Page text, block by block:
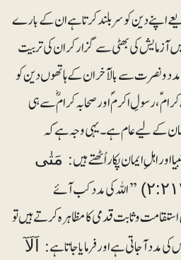
اپنے دین کو سربلند کرتا ہے ان کے بارے
آزمایش کی بھٹی سے گزار کر ان کی تربیت
مدد و نصرت سے بالآخر ان کے ہاتھوں دین کو
ؑ، رسولِ اکرمؐ اور صحابہ کرامؓ سے ہی
کے لیے عام ہے۔ یہی وجہ ہے کہ
اہلِ ایمان پکار اُٹھتے ہیں:مَتٰی
’’اللہ کی مدد کب آئے
و ثابت قدمی کا مظاہرہ کرتے ہیں تو
کی مدد آجاتی ہے اور فرمایا جاتا ہے:اَلَآ